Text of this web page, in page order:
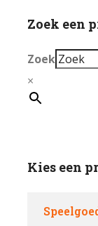
Zoek een
Zoek
×
Kies een